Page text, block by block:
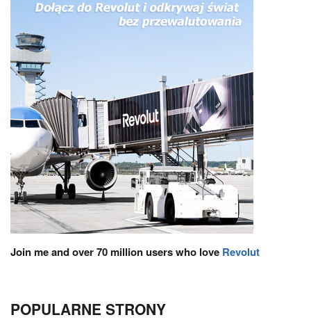
Join me and over 70 million users who love Revolut
POPULARNE STRONY